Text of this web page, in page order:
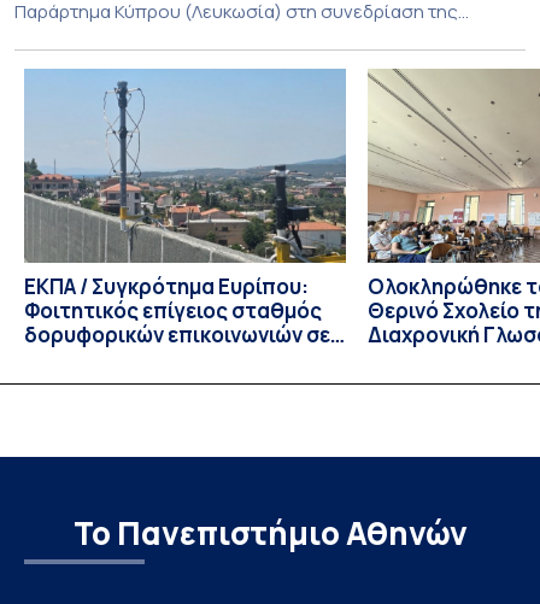
Παράρτημα Κύπρου (Λευκωσία) στη συνεδρίαση της
παράταση της προθεσμίας υποβολής εκδήλωσης
ενδιαφέροντος για την φοίτηση σε Προγράμματα Σπουδών,
Τμημάτων του Πανεπιστημίου μας στο Παράρτημα Κύπρου
για το ακαδημαϊκό έτος 2026-2027, έως τη Δευτέρα 31
Αυγούστου 2026. […]
ΕΚΠΑ / Συγκρότημα Ευρίπου:
Φοιτητικός επίγειος σταθμός
δορυφορικών επικοινωνιών σε
Ολοκληρώθηκε
Θερινό Σχολείο
Διαχρονική
Linguistics in
Το Πανεπιστήμιο Αθηνών